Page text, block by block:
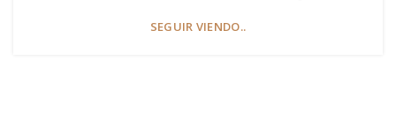
SEGUIR VIENDO..